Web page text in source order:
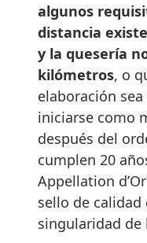
algunos
distancia
y la quesería
kilómetros, o
elaboración sea
iniciarse como
después del
cumplen 20
Appellation
sello de calidad
singularidad de